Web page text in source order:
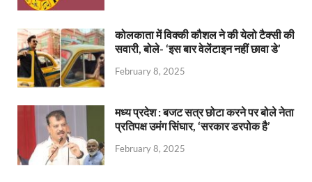
कोलकाता में विक्की कौशल ने की येलो टैक्सी की
सवारी, बोले- ‘इस बार वेलेंटाइन नहीं छावा डे’
February 8, 2025
मध्य प्रदेश : बजट सत्र छोटा करने पर बोले नेता
प्रतिपक्ष उमंग सिंघार, ‘सरकार डरपोक है’
February 8, 2025